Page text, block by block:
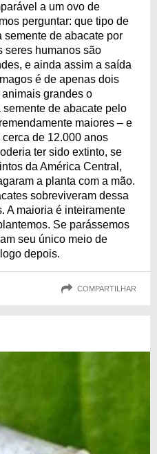
a um ovo de
perguntar: que tipo de
de abacate por
seres humanos são
e ainda assim a saída
é de apenas dois
grandes o
de abacate pelo
maiores – e
de 12.000 anos
ter sido extinto, se
da América Central,
a planta com a mão.
sobreviveram dessa
A maioria é inteiramente
Se parássemos
seu único meio de
depois.
COMPARTILHAR